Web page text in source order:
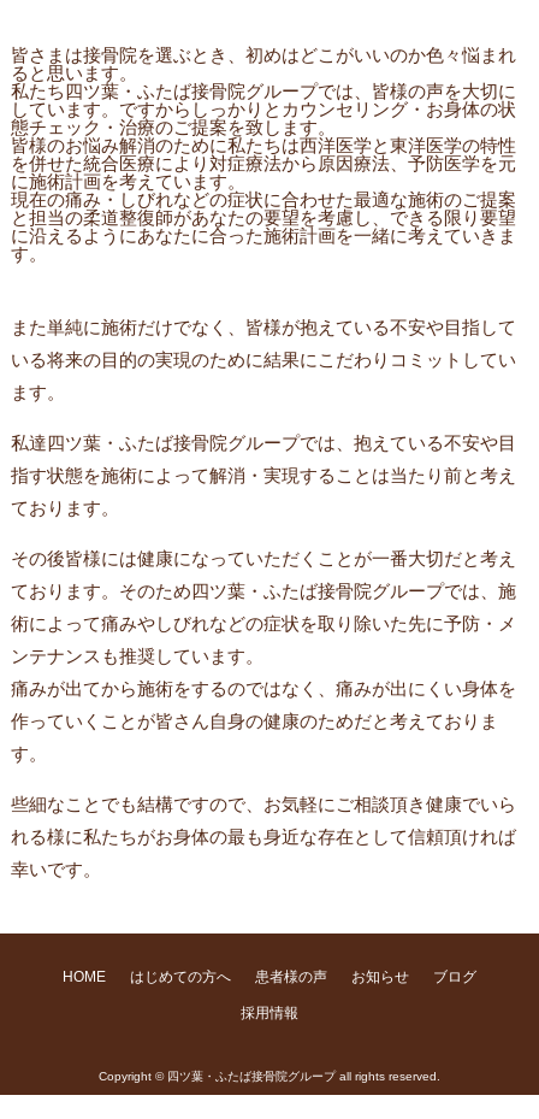
皆さまは接骨院を選ぶとき、初めはどこがいいのか色々悩まれ
ると思います。
私たち四ツ葉・ふたば接骨院グループでは、皆様の声を大切に
しています。ですからしっかりとカウンセリング・お身体の状
態チェック・治療のご提案を致します。
皆様のお悩み解消のために私たちは西洋医学と東洋医学の特性
を併せた統合医療により対症療法から原因療法、予防医学を元
に施術計画を考えています。
現在の痛み・しびれなどの症状に合わせた最適な施術のご提案
と担当の柔道整復師があなたの要望を考慮し、できる限り要望
に沿えるようにあなたに合った施術計画を一緒に考えていきま
す。
また単純に施術だけでなく、皆様が抱えている不安や目指して
いる将来の目的の実現のために結果にこだわりコミットしてい
ます。
私達四ツ葉・ふたば接骨院グループでは、抱えている不安や目
指す状態を施術によって解消・実現することは当たり前と考え
ております。
その後皆様には健康になっていただくことが一番大切だと考え
ております。そのため四ツ葉・ふたば接骨院グループでは、施
術によって痛みやしびれなどの症状を取り除いた先に予防・メ
ンテナンスも推奨しています。
痛みが出てから施術をするのではなく、痛みが出にくい身体を
作っていくことが皆さん自身の健康のためだと考えておりま
す。
些細なことでも結構ですので、お気軽にご相談頂き健康でいら
れる様に私たちがお身体の最も身近な存在として信頼頂ければ
幸いです。
HOME はじめての方へ 患者様の声 お知らせ ブログ
採用情報
Copyright © 四ツ葉・ふたば接骨院グループ all rights reserved.